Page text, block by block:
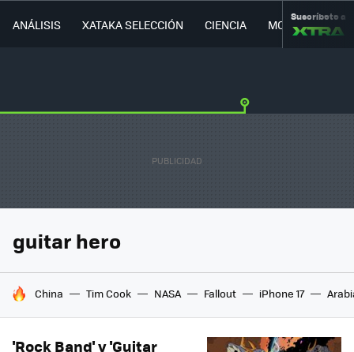
ANÁLISIS XATAKA SELECCIÓN CIENCIA MOVILIDAD
Suscríbete a
guitar hero
HOY SE HABLA DE
China Tim Cook NASA Fallout iPhone 17
'Rock Band' y 'Guitar